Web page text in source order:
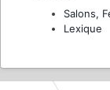
Salons,
Lexique